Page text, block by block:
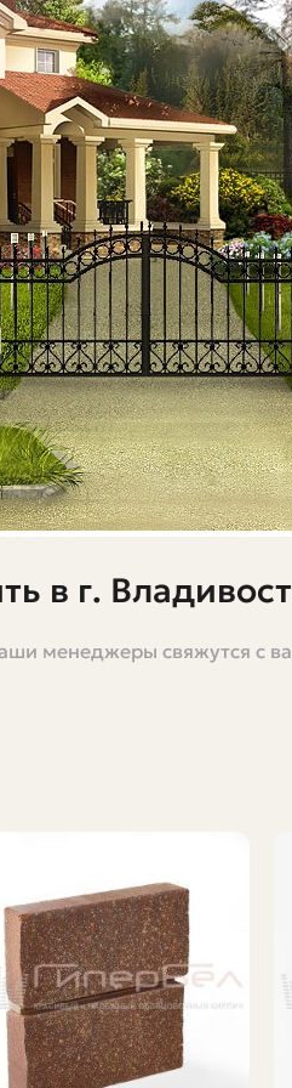
в г.
как разумный
расскажу, что это за
Если однажды вы
методом высокого
и уплотняют, получая
поверхность. За счёт
менеджеры свяжутся с